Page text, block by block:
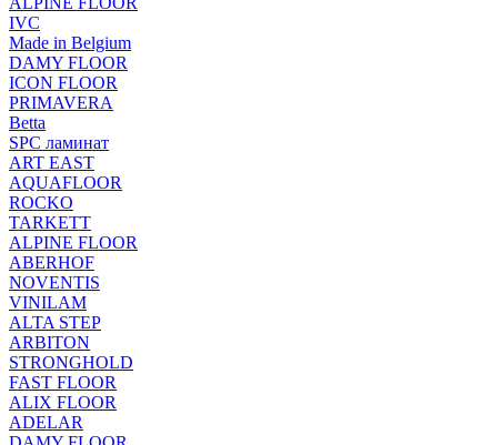
IVC
Made in Belgium
DAMY FLOOR
ICON FLOOR
PRIMAVERA
Betta
SPC ламинат
ART EAST
AQUAFLOOR
ROCKO
TARKETT
ALPINE FLOOR
ABERHOF
NOVENTIS
VINILAM
ALTA STEP
ARBITON
STRONGHOLD
FAST FLOOR
ALIX FLOOR
ADELAR